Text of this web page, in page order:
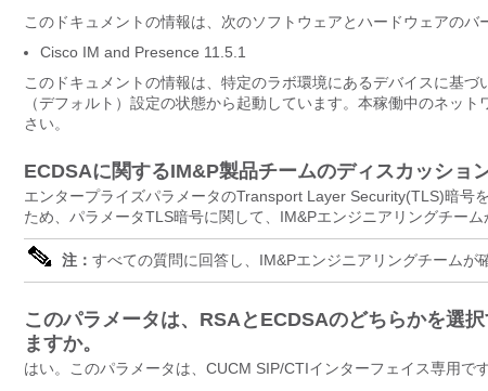
このドキュメントの情報は、次のソフトウェアとハードウェアのバ
Cisco IM and Presence 11.5.1
このドキュメントの情報は、特定のラボ環境にあるデバイスに基
（デフォルト）設定の状態から起動しています。本稼働中のネッ
さい。
ECDSAに関するIM&P製品チームのディスカッショ
エンタープライズパラメータのTransport Layer Security(TLS)暗号
ため、パラメータTLS暗号に関して、IM&Pエンジニアリングチーム
注： すべての質問に回答し、IM&Pエンジニアリングチームが
このパラメータは、RSAとECDSAのどちらかを選
ますか。
はい。このパラメータは、CUCM SIP/CTIインターフェイス専用で